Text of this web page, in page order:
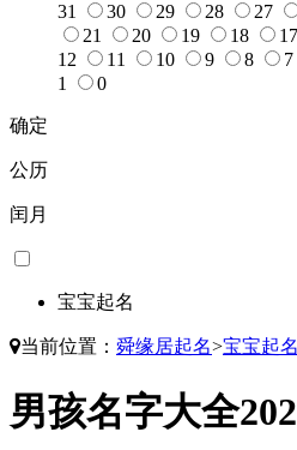
31
30 29 28 27
21
20 19 18 17
12
11 10 9 8 7
1
0
确定
公历
闰月
宝宝起名
当前位置： 舜缘居起名>宝宝起名
男孩名字大全